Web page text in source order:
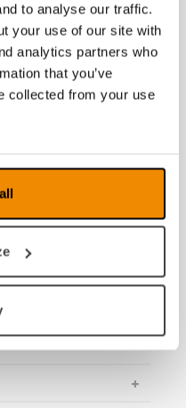
to analyse our traffic.
your use of our site with
analytics partners who
that you’ve
collected from your use